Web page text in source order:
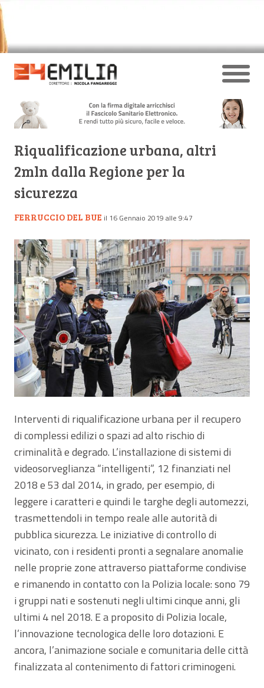
Riqualificazione urbana, altri
2mln dalla Regione per la
sicurezza
FERRUCCIO DEL BUE il 16 Gennaio 2019 alle 9:47
Interventi di riqualificazione urbana per il recupero
di complessi edilizi o spazi ad alto rischio di
criminalità e degrado. L’installazione di sistemi di
videosorveglianza “intelligenti”, 12 finanziati nel
2018 e 53 dal 2014, in grado, per esempio, di
leggere i caratteri e quindi le targhe degli automezzi,
trasmettendoli in tempo reale alle autorità di
pubblica sicurezza. Le iniziative di controllo di
vicinato, con i residenti pronti a segnalare anomalie
nelle proprie zone attraverso piattaforme condivise
e rimanendo in contatto con la Polizia locale: sono 79
i gruppi nati e sostenuti negli ultimi cinque anni, gli
ultimi 4 nel 2018. E a proposito di Polizia locale,
l’innovazione tecnologica delle loro dotazioni. E
ancora, l’animazione sociale e comunitaria delle città
finalizzata al contenimento di fattori criminogeni.